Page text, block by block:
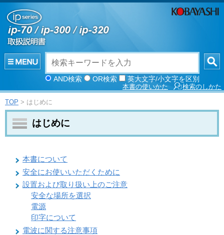
AND検索 OR検索 英大文字/小文字を区別
検索のしかた
本書の使いかた
TOP > はじめに
はじめに
本書について
安全にお使いいただくために
設置および取り扱い上のご注意
安全な場所を選択
電源
印字について
電波に関する注意事項